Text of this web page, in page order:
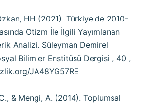
HH (2021). Türkiye'de 2010-
Otizm İle İlgili Yayımlanan
Analizi. Süleyman Demirel
Bilimler Enstitüsü Dergisi , 40 ,
JA48YG57RE
& Mengi, A. (2014). Toplumsal